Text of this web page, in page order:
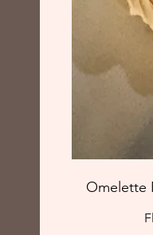
Omelette